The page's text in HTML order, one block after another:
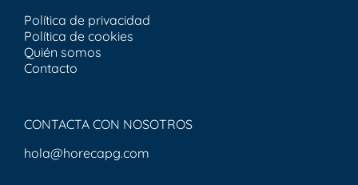
Política de privacidad
Política de cookies
Quién somos
Contacto
CONTACTA CON NOSOTROS
hola@horecapg.com